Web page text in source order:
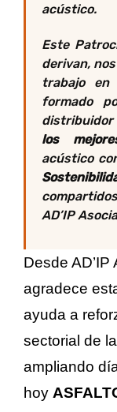
acústico.
Este
derivan,
trabajo
formado
distribuidor
los
acústico
AD’IP
Desde
agradece
ayuda a
sectorial de
ampliando
hoy